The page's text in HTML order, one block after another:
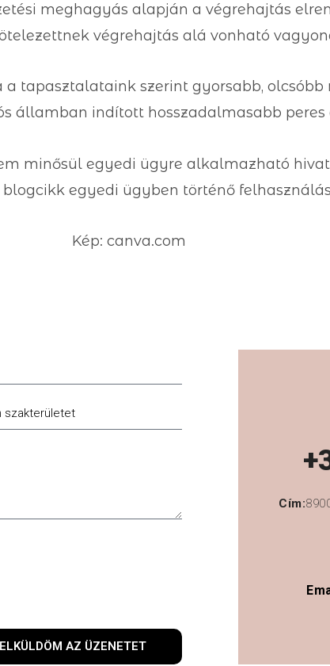
meghagyás alapján a végrehajtás
végrehajtás alá vonható
tapasztalataink szerint gyorsabb,
államban indított hosszadalmasabb peres
minősül egyedi ügyre alkalmazható
egyedi ügyben történő
Kép: canva.com
ELKÜLDÖM AZ ÜZENETET
Cím: